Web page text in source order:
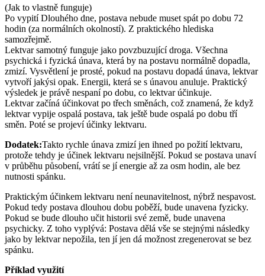
(Jak to vlastně funguje)
Po vypití Dlouhého dne, postava nebude muset spát po dobu 72
hodin (za normálních okolností). Z praktického hlediska
samozřejmě.
Lektvar samotný funguje jako povzbuzující droga. Všechna
psychická i fyzická únava, která by na postavu normálně dopadla,
zmizí. Vysvětlení je prosté, pokud na postavu dopadá únava, lektvar
vytvoří jakýsi opak. Energii, která se s únavou anuluje. Praktický
výsledek je právě nespaní po dobu, co lektvar účinkuje.
Lektvar začíná účinkovat po třech směnách, což znamená, že když
lektvar vypije ospalá postava, tak ještě bude ospalá po dobu tří
směn. Poté se projeví účinky lektvaru.
Dodatek:Takto rychle únava zmizí jen ihned po požití lektvaru,
protože tehdy je účinek lektvaru nejsilnější. Pokud se postava unaví
v průběhu působení, vrátí se jí energie až za osm hodin, ale bez
nutnosti spánku.
Praktickým účinkem lektvaru není neunavitelnost, nýbrž nespavost.
Pokud tedy postava dlouhou dobu poběží, bude unavena fyzicky.
Pokud se bude dlouho učit historii své země, bude unavena
psychicky. Z toho vyplývá: Postava dělá vše se stejnými následky
jako by lektvar nepožila, ten jí jen dá možnost zregenerovat se bez
spánku.
Příklad využití